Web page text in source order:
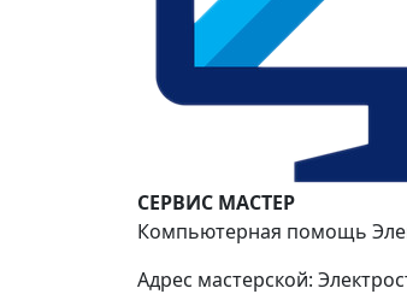
СЕРВИС МАСТЕР
Компьютерная помощь
Адрес мастерской: